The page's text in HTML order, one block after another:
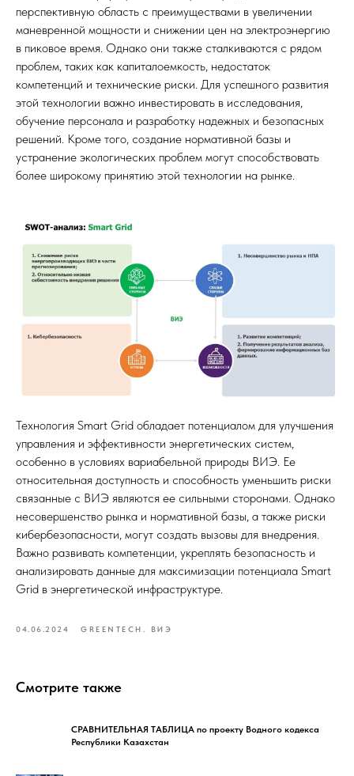
перспективную область с преимуществами в увеличении
маневренной мощности и снижении цен на электроэнергию
в пиковое время. Однако они также сталкиваются с рядом
проблем, таких как капиталоемкость, недостаток
компетенций и технические риски. Для успешного развития
этой технологии важно инвестировать в исследования,
обучение персонала и разработку надежных и безопасных
решений. Кроме того, создание нормативной базы и
устранение экологических проблем могут способствовать
более широкому принятию этой технологии на рынке.
Технология Smart Grid обладает потенциалом для улучшения
управления и эффективности энергетических систем,
особенно в условиях вариабельной природы ВИЭ. Ее
относительная доступность и способность уменьшить риски
связанные с ВИЭ являются ее сильными сторонами. Однако
несовершенство рынка и нормативной базы, а также риски
кибербезопасности, могут создать вызовы для внедрения.
Важно развивать компетенции, укреплять безопасность и
анализировать данные для максимизации потенциала Smart
Grid в энергетической инфраструктуре.
04.06.2024 GREENTECH. ВИЭ
Смотрите также
СРАВНИТЕЛЬНАЯ ТАБЛИЦА по проекту Водного кодекса
Республики Казахстан